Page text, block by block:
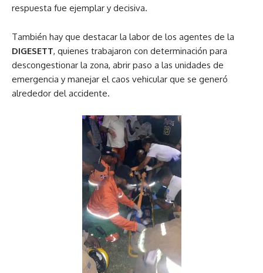
respuesta fue ejemplar y decisiva.
También hay que destacar la labor de los agentes de la
DIGESETT, quienes trabajaron con determinación para
descongestionar la zona, abrir paso a las unidades de
emergencia y manejar el caos vehicular que se generó
alrededor del accidente.